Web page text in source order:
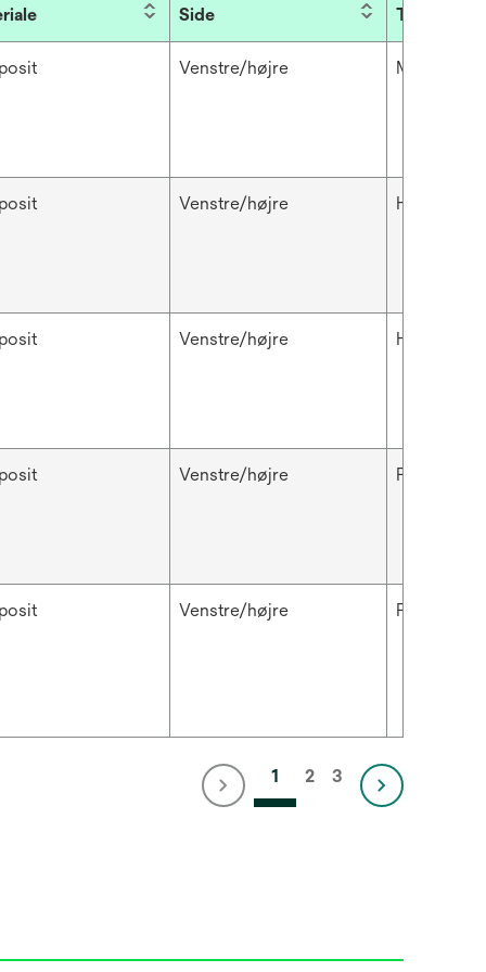
Side Tand
Venstre/højre Molarer
Venstre/højre Hjørnetand
Venstre/højre Hjørnetand
Venstre/højre Præmolar
Venstre/højre Præmolar
1 2 3